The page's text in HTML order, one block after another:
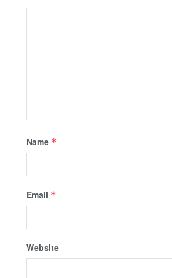
Name *
Email *
Website